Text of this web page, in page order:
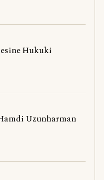
Hukuki
Uzunharman